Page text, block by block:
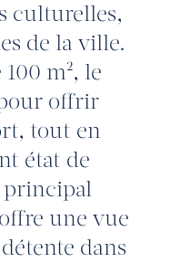
culturelles,
de la ville.
m², le
offrir
tout en
état de
principal
une vue
dans